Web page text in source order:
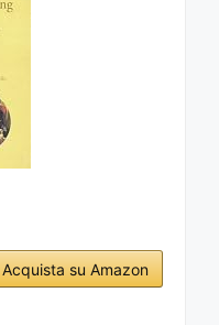
Acquista su Amazon